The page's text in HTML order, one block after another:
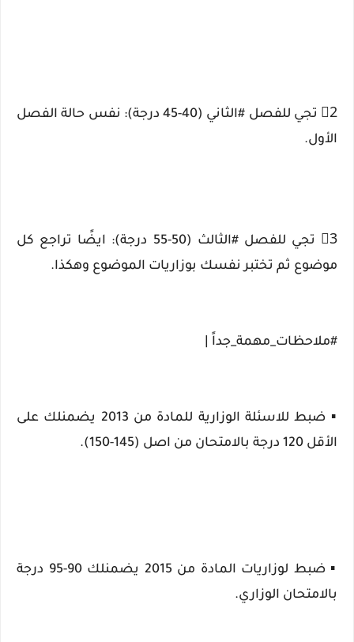
2⃣ تجي للفصل #الثاني (40-45 درجة): نفس حالة الفصل
الأول.
3⃣ تجي للفصل #الثالث (50-55 درجة): ايضًا تراجع كل
موضوع ثم تختبر نفسك بوزاريات الموضوع وهكذا.
#ملاحظات_مهمة_جداً |
▪️ ضبط للاسئلة الوزارية للمادة من 2013 يضمنلك على
الأقل 120 درجة بالامتحان من اصل (145-150).
▪️ ضبط لوزاريات المادة من 2015 يضمنلك 90-95 درجة
بالامتحان الوزاري.